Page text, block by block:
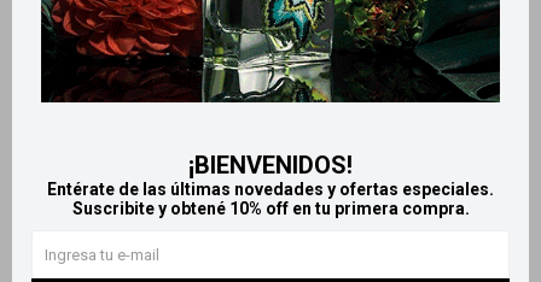
¡BIENVENIDOS!
Entérate de las últimas novedades y ofertas especiales.
Suscribite y obtené 10% off en tu primera compra.
LlegaMAÑANA
LlegaMAÑANA
Estuche obsequio Maria
Riccetto - L´eau 1
$ 1.160
MAÑANA
LlegaMAÑANA
Glam Box Maria Riccetto
Nuevo! - Blooming Magnolia
$ 1.100